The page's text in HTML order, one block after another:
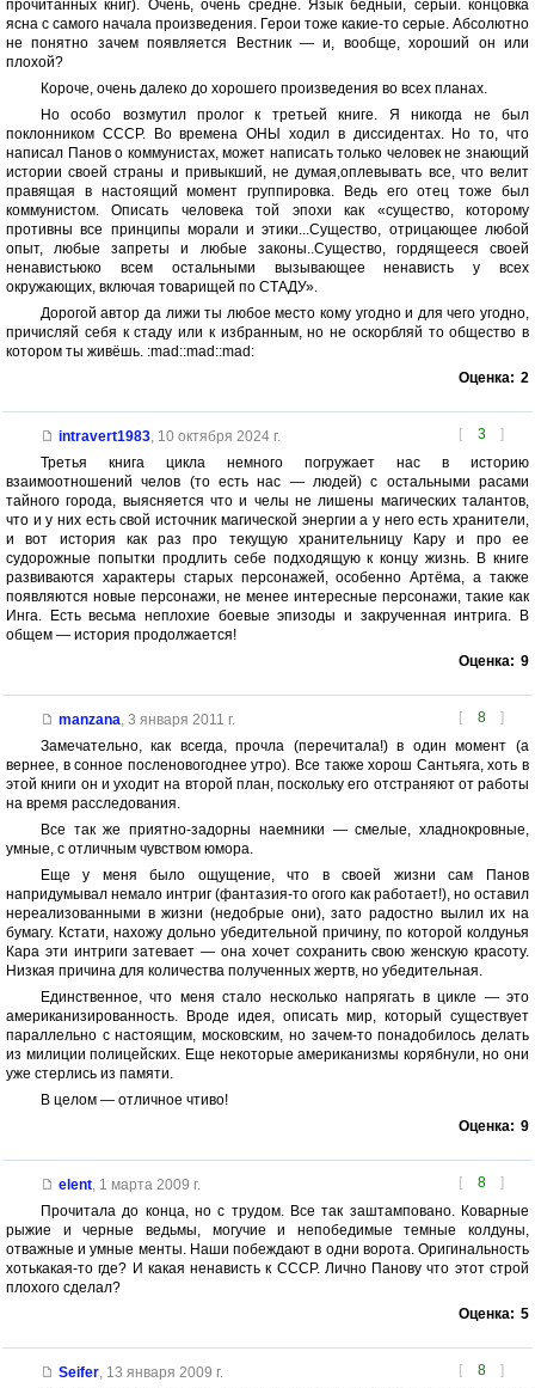
прочитанных книг). Очень, очень средне. Язык бедный, серый. концовка
ясна с самого начала произведения. Герои тоже какие-то серые. Абсолютно
не понятно зачем появляется Вестник — и, вообще, хороший он или
плохой?
Короче, очень далеко до хорошего произведения во всех планах.
Но особо возмутил пролог к третьей книге. Я никогда не был
поклонником СССР. Во времена ОНЫ ходил в диссидентах. Но то, что
написал Панов о коммунистах, может написать только человек не знающий
истории своей страны и привыкший, не думая,оплевывать все, что велит
правящая в настоящий момент группировка. Ведь его отец тоже был
коммунистом. Описать человека той эпохи как «существо, которому
противны все принципы морали и этики...Существо, отрицающее любой
опыт, любые запреты и любые законы..Существо, гордящееся своей
ненавистьюко всем остальными вызывающее ненависть у всех
окружающих, включая товарищей по СТАДУ».
Дорогой автор да лижи ты любое место кому угодно и для чего угодно,
причисляй себя к стаду или к избранным, но не оскорбляй то общество в
котором ты живёшь. :mad::mad::mad:
Оценка: 2
[ 3 ]
intravert1983, 10 октября 2024 г.
Третья книга цикла немного погружает нас в историю
взаимоотношений челов (то есть нас — людей) с остальными расами
тайного города, выясняется что и челы не лишены магических талантов,
что и у них есть свой источник магической энергии а у него есть хранители,
и вот история как раз про текущую хранительницу Кару и про ее
судорожные попытки продлить себе подходящую к концу жизнь. В книге
развиваются характеры старых персонажей, особенно Артёма, а также
появляются новые персонажи, не менее интересные персонажи, такие как
Инга. Есть весьма неплохие боевые эпизоды и закрученная интрига. В
общем — история продолжается!
Оценка: 9
[ 8 ]
manzana 3 января 2011 г.
Замечательно, как всегда, прочла (перечитала!) в один момент (а
вернее, в сонное посленовогоднее утро). Все также хорош Сантьяга, хоть в
этой книги он и уходит на второй план, поскольку его отстраняют от работы
на время расследования.
Все так же приятно-задорны наемники — смелые, хладнокровные,
умные, с отличным чувством юмора.
Еще у меня было ощущение, что в своей жизни сам Панов
напридумывал немало интриг (фантазия-то огого как работает!), но оставил
нереализованными в жизни (недобрые они), зато радостно вылил их на
бумагу. Кстати, нахожу дольно убедительной причину, по которой колдунья
Кара эти интриги затевает — она хочет сохранить свою женскую красоту.
Низкая причина для количества полученных жертв, но убедительная.
Единственное, что меня стало несколько напрягать в цикле — это
американизированность. Вроде идея, описать мир, который существует
параллельно с настоящим, московским, но зачем-то понадобилось делать
из милиции полицейских. Еще некоторые американизмы корябнули, но они
уже стерлись из памяти.
В целом — отличное чтиво!
Оценка: 9
[ 8 ]
elent, 1 марта 2009 г.
Прочитала до конца, но с трудом. Все так заштамповано. Коварные
рыжие и черные ведьмы, могучие и непобедимые темные колдуны,
отважные и умные менты. Наши побеждают в одни ворота. Оригинальность
хотькакая-то где? И какая ненависть к СССР. Лично Панову что этот строй
плохого сделал?
Оценка: 5
[ 8 ]
Seifer, 13 января 2009 г.